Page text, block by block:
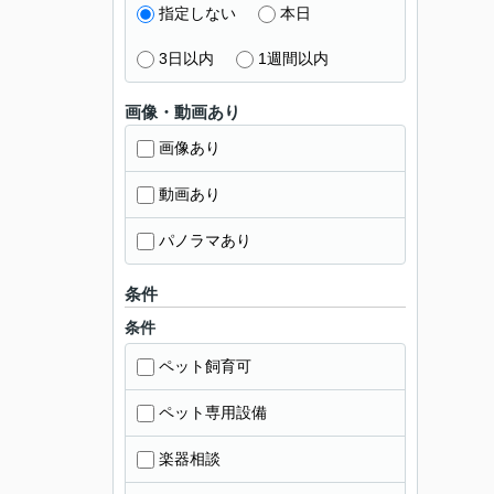
指定しない 本日
3日以内 1週間以内
画像・動画あり
画像あり
動画あり
パノラマあり
条件
条件
ペット飼育可
ペット専用設備
楽器相談